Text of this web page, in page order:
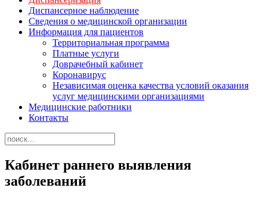
Диспансерное наблюдение
Сведения о медицинской организации
Информация для пациентов
Территориальная программа
Платные услуги
Доврачебный кабинет
Коронавирус
Независимая оценка качества условий оказания
услуг медицинскими организациями
Медицинские работники
Контакты
Кабинет раннего выявления
заболеваний